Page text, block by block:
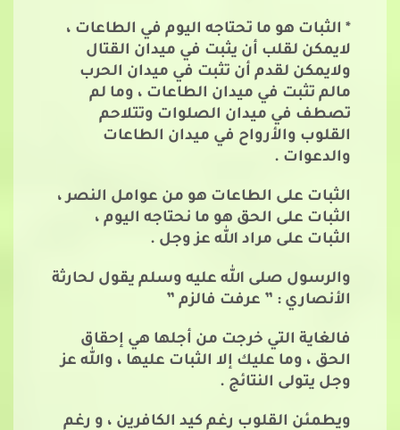
* الثبات هو ما تحتاجه اليوم في الطاعات ،
لايمكن لقلب أن يثبت في ميدان القتال
ولايمكن لقدم أن تثبت في ميدان الحرب
مالم تثبت في ميدان الطاعات ، وما لم
تصطف في ميدان الصلوات وتتلاحم
القلوب والأرواح في ميدان الطاعات
والدعوات .
الثبات على الطاعات هو من عوامل النصر ،
الثبات على الحق هو ما نحتاجه اليوم ،
الثبات على مراد الله عز وجل .
والرسول صلى الله عليه وسلم يقول لحارثة
الأنصاري : ” عرفت فالزم ”
فالغاية التي خرجت من أجلها هي إحقاق
الحق ، وما عليك إلا الثبات عليها ، والله عز
وجل يتولى النتائج .
ويطمئن القلوب رغم كيد الكافرين ، و رغم